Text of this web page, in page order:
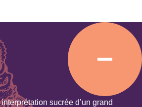
sucrée d’un grand